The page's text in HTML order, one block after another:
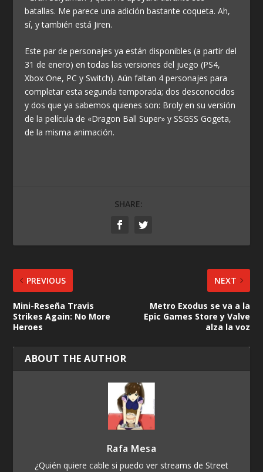
batallas. Me parece una adición bastante coqueta. Ah,
sí, y también está Jiren.
Este par de personajes ya están disponibles (a partir del
31 de enero) en todas las versiones del juego (PS4,
Xbox One, PC y Switch). Aún faltan 4 personajes para
completar esta segunda temporada; dos desconocidos
y dos que ya sabemos quienes son: Broly en su versión
de la película de «Dragon Ball Super» y SSGSS Gogeta,
de la misma animación.
SHARE:
PREVIOUS
Mini-Reseña Travis
Strikes Again: No More
Heroes
NEXT
Metro Exodus se va a la
Epic Games Store y Valve
alza la voz
ABOUT THE AUTHOR
Rafa Mesa
¿Quién quiere cable si puedo ver streams de Street